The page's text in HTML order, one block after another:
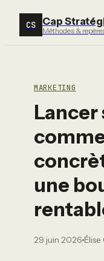
CS Cap
Méthodes &
MARKETING
Lancer
une
29 juin 2026
·